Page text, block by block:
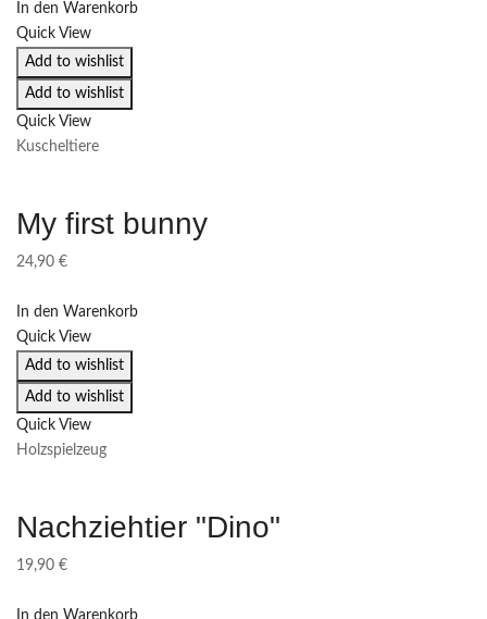
In den Warenkorb
Quick View
Add to wishlist
Add to wishlist
Quick View
Kuscheltiere
My first bunny
24,90 €
In den Warenkorb
Quick View
Add to wishlist
Add to wishlist
Quick View
Holzspielzeug
Nachziehtier "Dino"
19,90 €